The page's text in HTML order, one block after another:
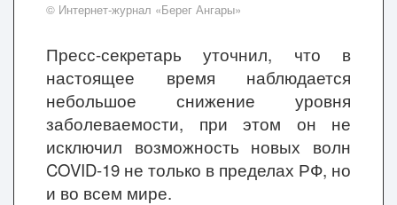
© Интернет-журнал «Берег Ангары»
Пресс-секретарь уточнил, что в
настоящее время наблюдается
небольшое снижение уровня
заболеваемости, при этом он не
исключил возможность новых волн
COVID-19 не только в пределах РФ, но
и во всем мире.